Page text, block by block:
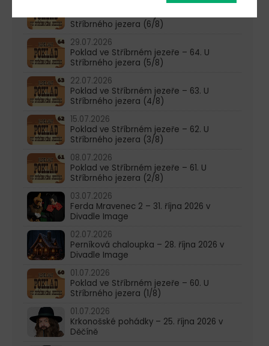
Stříbrného jezera (6/8)
29.07.2026
Poklad ve Stříbrném jezeře – 64. U
Stříbrného jezera (5/8)
22.07.2026
Poklad ve Stříbrném jezeře – 63. U
Stříbrného jezera (4/8)
15.07.2026
Poklad ve Stříbrném jezeře – 62. U
Stříbrného jezera (3/8)
08.07.2026
Poklad ve Stříbrném jezeře – 61. U
Stříbrného jezera (2/8)
03.07.2026
Ferda Mravenec 2 – 31. října 2026 v
Divadle Image
02.07.2026
Perníková chaloupka – 28. října 2026 v
Divadle Image
01.07.2026
Poklad ve Stříbrném jezeře – 60. U
Stříbrného jezera (1/8)
01.07.2026
Krkonošské pohádky – 25. října 2026 v
Děčíně